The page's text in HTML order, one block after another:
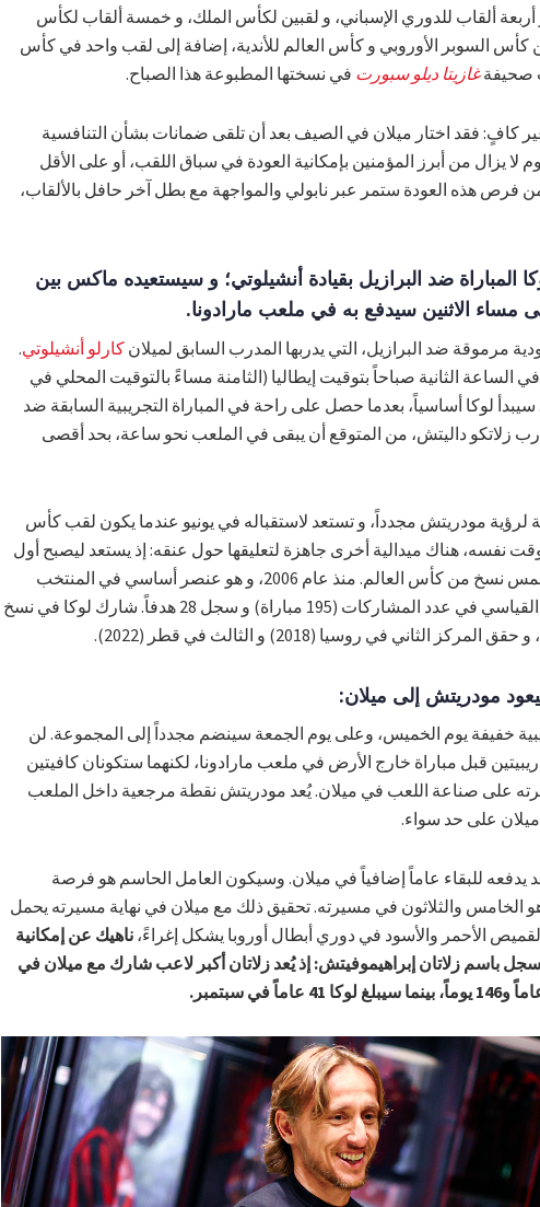
ألقاب للدوري الإسباني، و لقبين لكأس الملك، و خمسة ألقاب لكأس
كأس السوبر الأوروبي و كأس العالم للأندية، إضافة إلى لقب واحد في كأس
صحيفةغازيتا ديلو سبورت في نسختها المطبوعة هذا الصباح.
غير كافٍ: فقد اختار ميلان في الصيف بعد أن تلقى ضمانات بشأن التنافسية
لا يزال من أبرز المؤمنين بإمكانية العودة في سباق اللقب، أو على الأقل
فرص هذه العودة ستمر عبر نابولي والمواجهة مع بطل آخر حافل بالألقاب،
لوكا المباراة ضد البرازيل بقيادة أنشيلوتي؛ و سيستعيده ماكس بين
مساء الاثنين سيدفع به في ملعب مارادونا.
مرموقة ضد البرازيل، التي يدربها المدرب السابق لميلان كارلو أنشيلوتي.
في الساعة الثانية صباحاً بتوقيت إيطاليا (الثامنة مساءً بالتوقيت المحلي في
سيبدأ لوكا أساسياً، بعدما حصل على راحة في المباراة التجريبية السابقة ضد
زلاتكو داليتش، من المتوقع أن يبقى في الملعب نحو ساعة، بحد أقصى
لرؤية مودريتش مجدداً، و تستعد لاستقباله في يونيو عندما يكون لقب كأس
نفسه، هناك ميدالية أخرى جاهزة لتعليقها حول عنقه: إذ يستعد ليصبح أول
لاعب كرواتي يشارك في خمس نسخ من كأس العالم. منذ عام 2006، و هو عنصر أساسي في المنتخب
الوطني، حيث يحمل الرقم القياسي في عدد المشاركات (195 مباراة) و سجل 28 هدفاً. شارك لوكا في نسخ
مودريتش إلى ميلان:
خفيفة يوم الخميس، وعلى يوم الجمعة سينضم مجدداً إلى المجموعة. لن
قبل مباراة خارج الأرض في ملعب مارادونا، لكنهما ستكونان كافيتين
على صناعة اللعب في ميلان. يُعد مودريتش نقطة مرجعية داخل الملعب
ميلان على حد سواء.
يدفعه للبقاء عاماً إضافياً في ميلان. وسيكون العامل الحاسم هو فرصة
الخامس والثلاثون في مسيرته. تحقيق ذلك مع ميلان في نهاية مسيرته يحمل
الأحمر والأسود في دوري أبطال أوروبا يشكل إغراءً، ناهيك عن إمكانية
باسم زلاتان إبراهيموفيتش: إذ يُعد زلاتان أكبر لاعب شارك مع ميلان في